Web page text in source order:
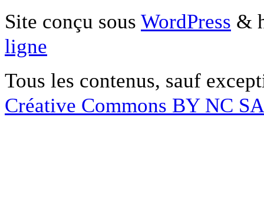
Site conçu sous WordPress &
ligne
Tous les contenus, sauf
Créative Commons BY NC SA